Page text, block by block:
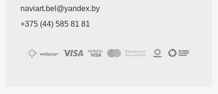
naviart.bel@yandex.by
+375 (44) 585 81 81